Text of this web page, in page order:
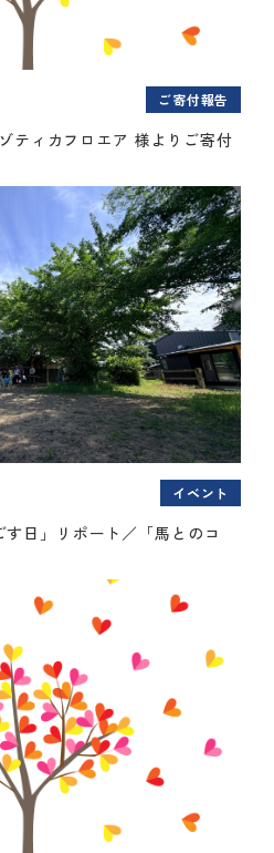
ご寄付報告
ティカフロエア 様よりご寄付
イベント
す日」リポート／「馬とのコ